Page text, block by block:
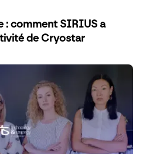
: comment SIRIUS a
de Cryostar